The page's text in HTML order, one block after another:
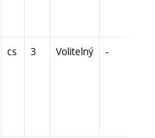
cs 3 Volitelný -